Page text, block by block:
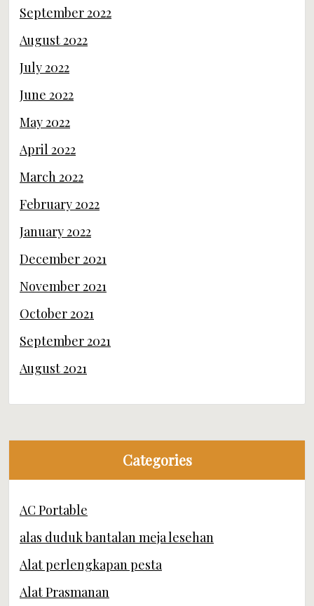
September 2022
August 2022
July 2022
June 2022
May 2022
April 2022
March 2022
February 2022
January 2022
December 2021
November 2021
October 2021
September 2021
August 2021
Categories
AC Portable
alas duduk bantalan meja lesehan
Alat perlengkapan pesta
Alat Prasmanan